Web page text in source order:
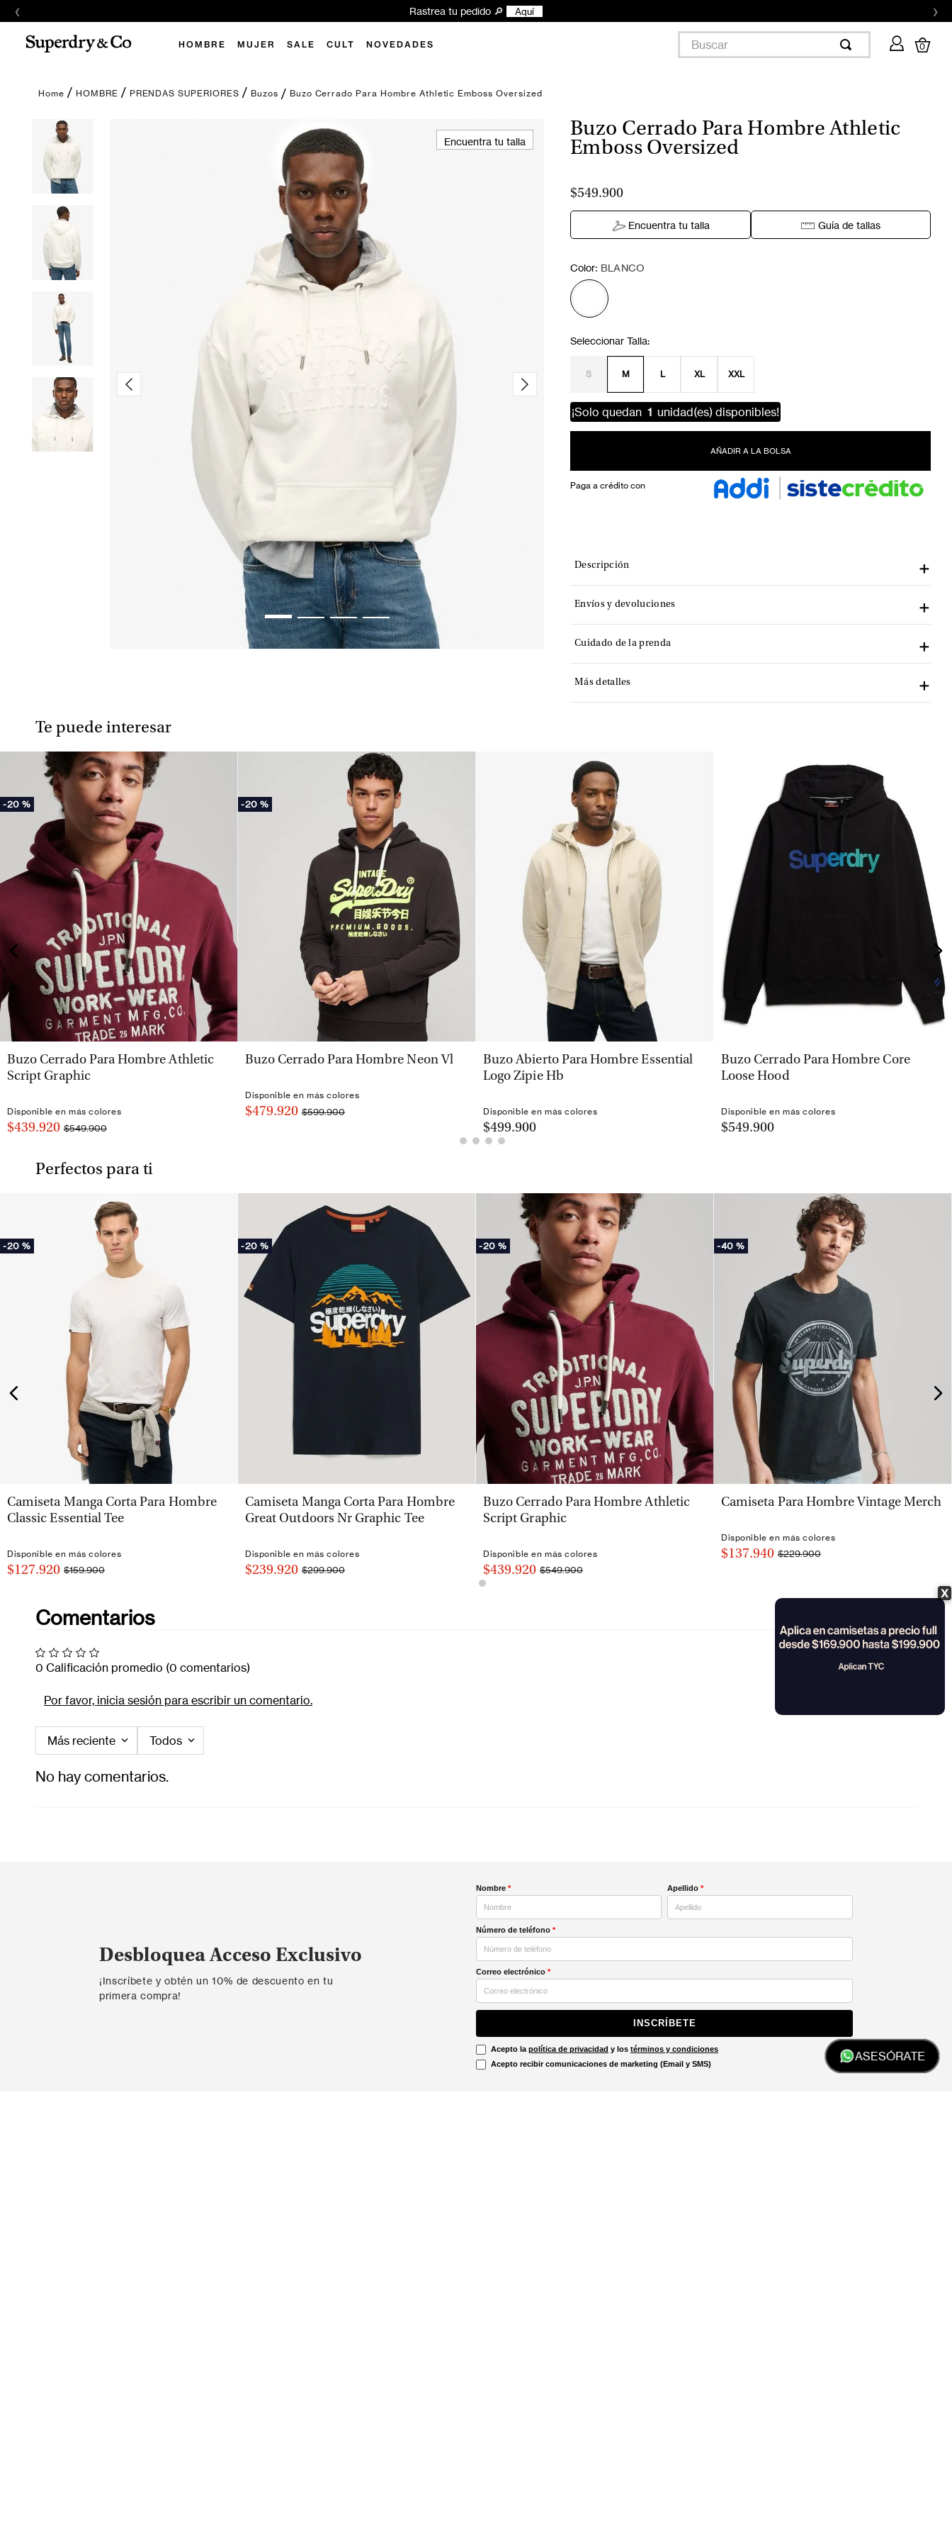
‹ Rastrea tu pedido 🔎 Aquí ›
HOMBRE MUJER SALE CULT NOVEDADES
Buscar
0
X
ASESÓRATE
HOMBRE PRENDAS SUPERIORES Buzos Buzo Cerrado Para Hombre Athletic Emboss Oversized
Encuentra tu talla
Buzo Cerrado Para Hombre Athletic
Emboss Oversized
$549.900
Encuentra tu talla Guía de tallas
Color: BLANCO
S M L XL XXL
¡Solo quedan 1 unidad(es) disponibles!
AÑADIR A LA BOLSA
Paga a crédito con
Descripción
Envíos y devoluciones
Cuidado de la prenda
Más detalles
Te puede interesar
-20 %
VISTA RÁPIDA
Buzo Cerrado Para Hombre Athletic
Script Graphic
Disponible en más colores
$439.920 $549.900
-20 %
VISTA RÁPIDA
Buzo Cerrado Para Hombre Neon Vl
Disponible en más colores
$479.920 $599.900
VISTA RÁPIDA
Buzo Abierto Para Hombre Essential
Logo Zipie Hb
Disponible en más colores
$499.900
VISTA RÁPIDA
Buzo Cerrado Para Hombre Core
Loose Hood
Disponible en más colores
$549.900
Perfectos para ti
-20 %
VISTA RÁPIDA
Camiseta Manga Corta Para Hombre
Classic Essential Tee
Disponible en más colores
$127.920 $159.900
-20 %
VISTA RÁPIDA
Camiseta Manga Corta Para Hombre
Great Outdoors Nr Graphic Tee
Disponible en más colores
$239.920 $299.900
-20 %
VISTA RÁPIDA
Buzo Cerrado Para Hombre Athletic
Script Graphic
Disponible en más colores
$439.920 $549.900
-40 %
VISTA RÁPIDA
Camiseta Para Hombre Vintage Merch
Disponible en más colores
$137.940 $229.900
Comentarios
0 Calificación promedio (0 comentarios)
Por favor, inicia sesión para escribir un comentario.
Más reciente Todos
No hay comentarios.
Desbloquea Acceso Exclusivo
¡Inscríbete y obtén un 10% de descuento en tu
primera compra!
Nombre * Apellido *
Número de teléfono *
Correo electrónico *
INSCRÍBETE
Acepto la política de privacidad y los términos y condiciones
Acepto recibir comunicaciones de marketing (Email y SMS)